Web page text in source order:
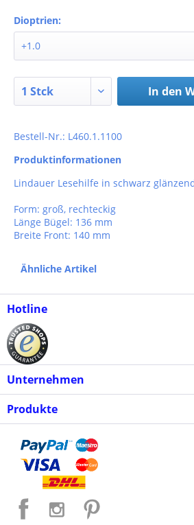
Dioptrien:
In den
Bestell-Nr.: L460.1.1100
Produktinformationen
Lindauer Lesehilfe in schwarz
Form: groß, rechteckig
Länge Bügel: 136 mm
Breite Front: 140 mm
Ähnliche Artikel
Hotline
Unternehmen
Produkte